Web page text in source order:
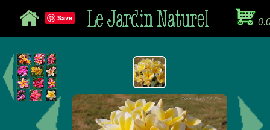
Save